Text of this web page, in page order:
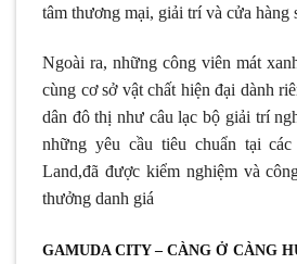
tâm thương mại, giải trí và cửa hàng
Ngoài ra, những công viên mát
cùng cơ sở vật chất hiện đại dành
dân đô thị như câu lạc bộ giải trí
những yêu cầu tiêu chuẩn tại
Land,đã được kiểm nghiệm và
thưởng danh giá
GAMUDA CITY – CÀNG Ở CÀNG